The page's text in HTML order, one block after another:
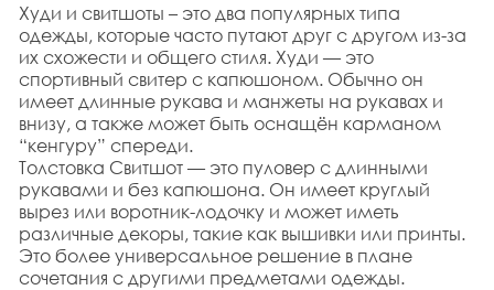
Худи и свитшоты – это два популярных типа
одежды, которые часто путают друг с другом из-за
их схожести и общего стиля. Худи — это
спортивный свитер с капюшоном. Обычно он
имеет длинные рукава и манжеты на рукавах и
внизу, а также может быть оснащён карманом
“кенгуру” спереди.
Толстовка Свитшот — это пуловер с длинными
рукавами и без капюшона. Он имеет круглый
вырез или воротник-лодочку и может иметь
различные декоры, такие как вышивки или принты.
Это более универсальное решение в плане
сочетания с другими предметами одежды.